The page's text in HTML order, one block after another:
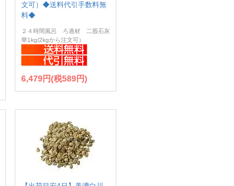
文可）◆送料代引手数料無
料◆
２４時間風呂 ろ過材 二股石灰
華1kg(2kgから注文可）
6,479円(税589円)